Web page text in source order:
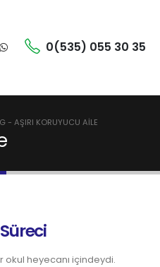
0(535) 055 30 35
- AŞIRI KORUYUCU AILE
okul heyecanı içindeydi.